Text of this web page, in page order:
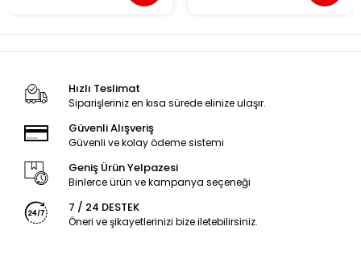
Hızlı Teslimat
Siparişleriniz en kısa sürede elinize ulaşır.
Güvenli Alışveriş
Güvenli ve kolay ödeme sistemi
Geniş Ürün Yelpazesi
Binlerce ürün ve kampanya seçeneği
7 / 24 DESTEK
Öneri ve şikayetlerinizi bize iletebilirsiniz.